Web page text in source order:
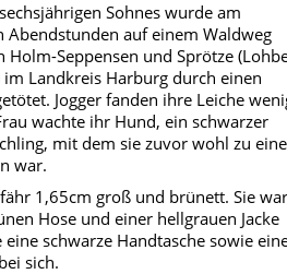
Sohnes wurde am
auf einem Waldweg
Holm-Seppensen und Sprötze
Landkreis Harburg durch einen
Jogger fanden ihre Leiche
wachte ihr Hund, ein schwarzer
mit dem sie zuvor wohl zu
war.
1,65cm groß und brünett. Sie
Hose und einer hellgrauen Jacke
schwarze Handtasche sowie
sich.